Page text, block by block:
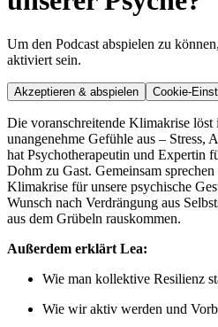
Um den Podcast abspielen zu
aktiviert sein.
Akzeptieren & abspielen Cookie-
Die voranschreitende Klimakrise löst
unangenehme Gefühle aus –
hat Psychotherapeutin und Expertin
Dohm zu Gast. Gemeinsam
Klimakrise für unsere psychische
Wunsch nach Verdrängung aus
aus dem Grübeln rauskommen.
Außerdem erklärt Lea:
Wie man kollektive Resilienz
Wie wir aktiv werden und